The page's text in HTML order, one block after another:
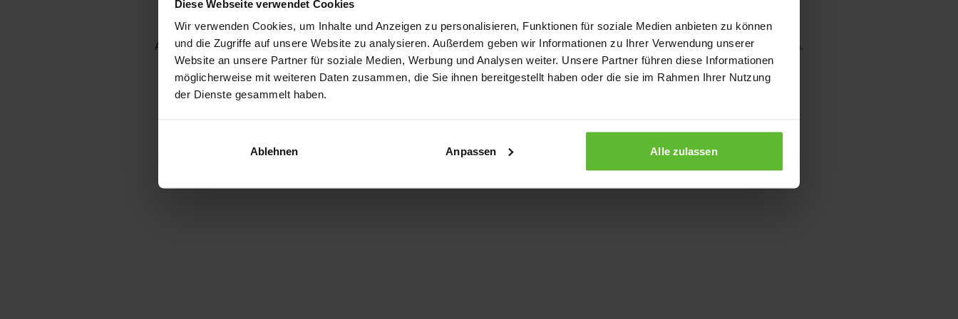
Diese Webseite verwendet Cookies
Wir verwenden Cookies, um Inhalte und Anzeigen zu personalisieren, Funktionen für soziale Medien anbieten zu können
und die Zugriffe auf unsere Website zu analysieren. Außerdem geben wir Informationen zu Ihrer Verwendung unserer
Website an unsere Partner für soziale Medien, Werbung und Analysen weiter. Unsere Partner führen diese Informationen
möglicherweise mit weiteren Daten zusammen, die Sie ihnen bereitgestellt haben oder die sie im Rahmen Ihrer Nutzung
der Dienste gesammelt haben.
Ablehnen Anpassen Alle zulassen
Application error: a client-side exception has occurred while loading www.kurzwego.de (see the browser console for more information).